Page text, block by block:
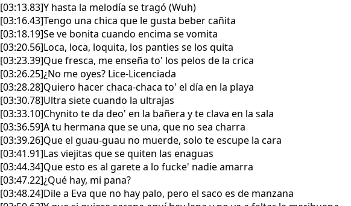
[03:13.83]Y hasta la melodía se tragó (Wuh)
[03:16.43]Tengo una chica que le gusta beber cañita
[03:18.19]Se ve bonita cuando encima se vomita
[03:20.56]Loca, loca, loquita, los panties se los quita
[03:23.39]Que fresca, me enseña to' los pelos de la crica
[03:26.25]¿No me oyes? Lice-Licenciada
[03:28.28]Quiero hacer chaca-chaca to' el día en la playa
[03:30.78]Ultra siete cuando la ultrajas
[03:33.10]Chynito te da deo' en la bañera y te clava en la sala
[03:36.59]A tu hermana que se una, que no sea charra
[03:39.26]Que el guau-guau no muerde, solo te escupe la cara
[03:41.91]Las viejitas que se quiten las enaguas
[03:44.34]Que esto es al garete a lo fucke' nadie amarra
[03:47.22]¿Qué hay, mi pana?
[03:48.24]Dile a Eva que no hay palo, pero el saco es de manzana